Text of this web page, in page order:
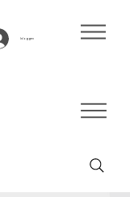
Inloggen